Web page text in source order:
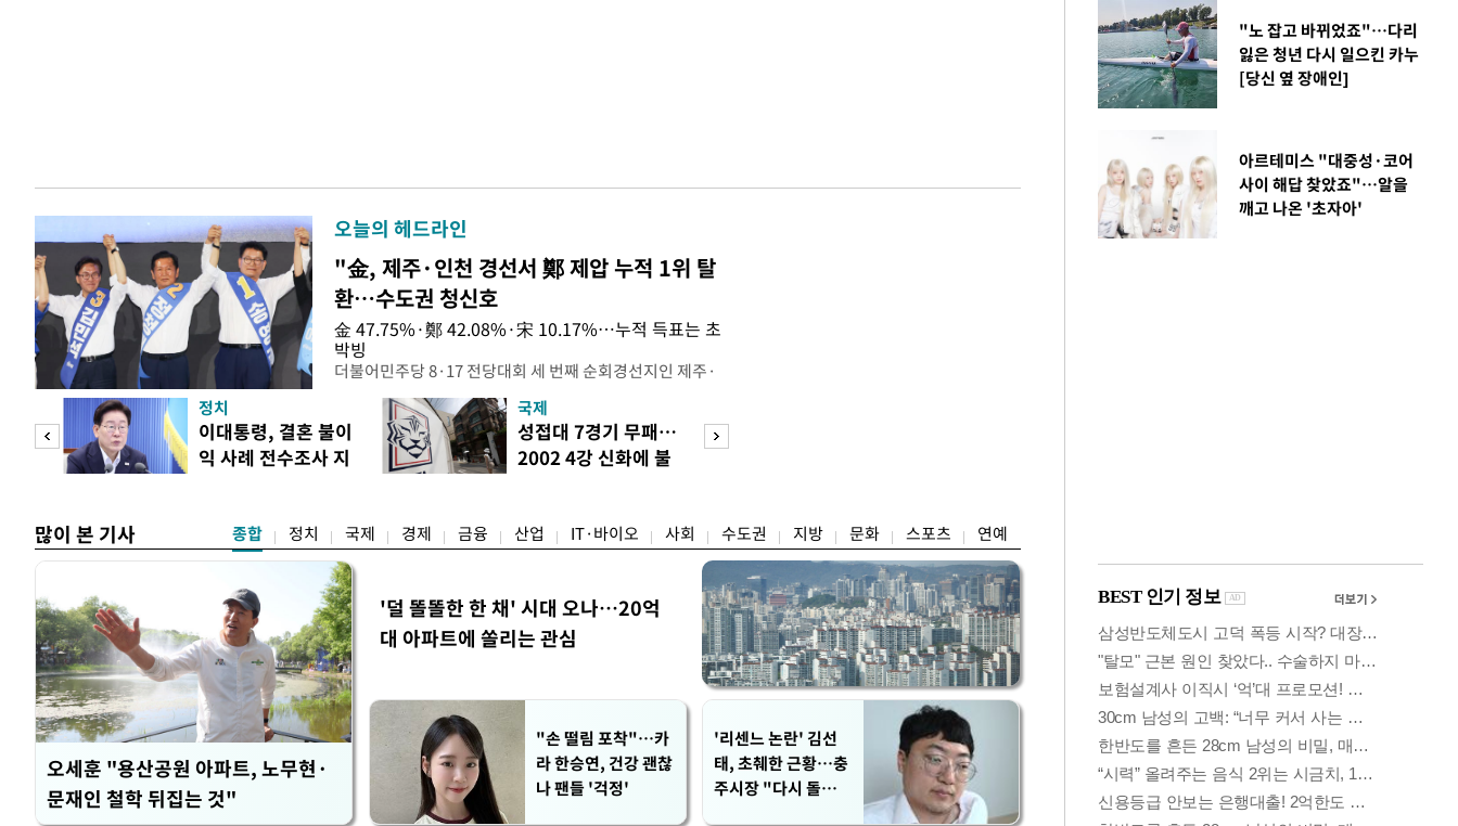
오늘의 헤드라인
"金, 제주·인천 경선서 鄭 제압 누적 1위 탈
환…수도권 청신호
金 47.75%·鄭 42.08%·宋 10.17%…누적 득표는 초
박빙
더불어민주당 8·17 전당대회 세 번째 순회경선지인 제주·
인천 권리당원 투표에서 김민석 당대표 후보가 승리했다. 지
난주 첫 주말 순회경선에서 충청권은 김 후보가, 부산·울산·
경남에서는 정청래 후보가 승리한 바 있다. 소병훈 민주당 중
앙당 선관위원장은 8일 제주·인천 순회경선 권리당원 투표
정치
이대통령, 결혼 불이
익 사례 전수조사 지
국제
성접대 7경기 무패…
2002 4강 신화에 불
많이 본 기사 종합 정치 국제 경제 금융 산업 IT·바이오 사회 수도권 지방 문화 스포츠 연예
오세훈 "용산공원 아파트, 노무현·
문재인 철학 뒤집는 것"
'덜 똘똘한 한 채' 시대 오나…20억
대 아파트에 쏠리는 관심
"손 떨림 포착"…카
라 한승연, 건강 괜찮
나 팬들 '걱정'
'리센느 논란' 김선
태, 초췌한 근황…충
주시장 "다시 돌아올
"노 잡고 바뀌었죠"…다리
잃은 청년 다시 일으킨 카누
[당신 옆 장애인]
아르테미스 "대중성·코어
사이 해답 찾았죠"…알을
깨고 나온 '초자아'